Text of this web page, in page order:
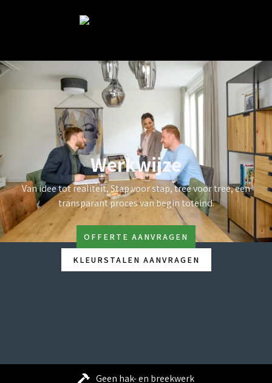
Werkwijze
Van idee tot realiteit, Stap voor stap, tree voor tree, een
transparant proces van begin toteind.
OFFERTE AANVRAGEN
KLEURSTALEN AANVRAGEN
Geen hak- en breekwerk